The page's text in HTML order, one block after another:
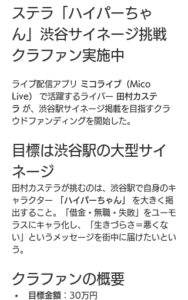
ステラ「ハイパーちゃ
ん」渋谷サイネージ挑戦
クラファン実施中
ライブ配信アプリ ミコライブ（Mico
Live）
で活躍するライバー 田村カステ
ラ が、渋谷駅サイネージ掲載を目指すクラ
ウドファンディングを開始した。
目標は渋谷駅の大型サイ
ネージ
田村カステラが挑むのは、渋谷駅で自身のキ
ャラクター
「ハイパーちゃん」
を大きく掲
出すること。「借金・無職・失敗」をユーモ
ラスにキャラ化し、「生きづらさ＝悪くな
い」というメッセージを街中に届けたいとい
う。
クラファンの概要
目標金額 ：30万円